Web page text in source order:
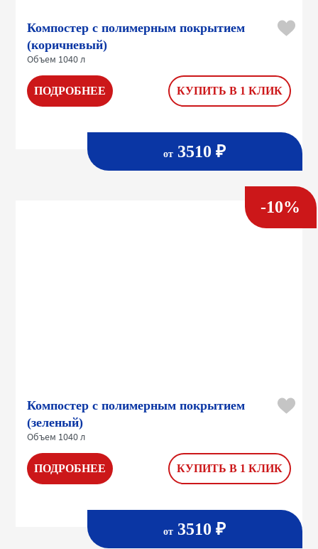
Компостер с полимерным покрытием
(коричневый)
Объем 1040 л
ПОДРОБНЕЕ КУПИТЬ В 1 КЛИК
от 3510 ₽
-10%
Компостер с полимерным покрытием
(зеленый)
Объем 1040 л
ПОДРОБНЕЕ КУПИТЬ В 1 КЛИК
от 3510 ₽